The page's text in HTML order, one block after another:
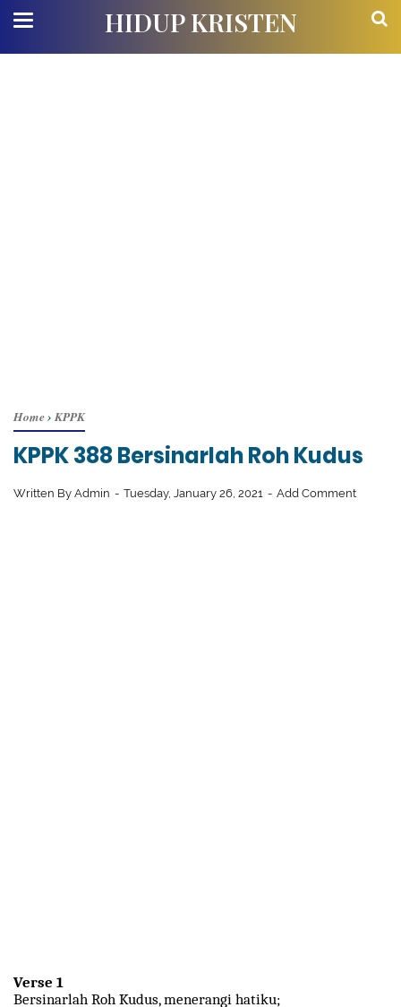
HIDUP KRISTEN
Home› KPPK
KPPK 388 Bersinarlah Roh Kudus
Written By Admin Tuesday, January 26, 2021 Add Comment
Verse 1
Bersinarlah Roh Kudus, menerangi hatiku;